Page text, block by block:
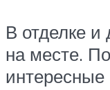
В отделке и
на месте.